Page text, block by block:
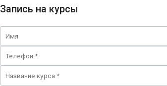
Запись на курсы